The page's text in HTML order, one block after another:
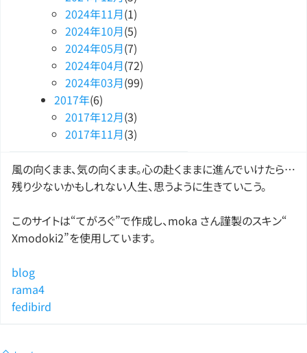
2024年11月(1)
2024年10月(5)
2024年05月(7)
2024年04月(72)
2024年03月(99)
2017年(6)
2017年12月(3)
2017年11月(3)
風の向くまま、気の向くまま。心の赴くままに進んでいけたら…
残り少ないかもしれない人生、思うように生きていこう。
このサイトは“てがろぐ”で作成し、moka さん謹製のスキン“
Xmodoki2”を使用しています。
blog
rama4
fedibird